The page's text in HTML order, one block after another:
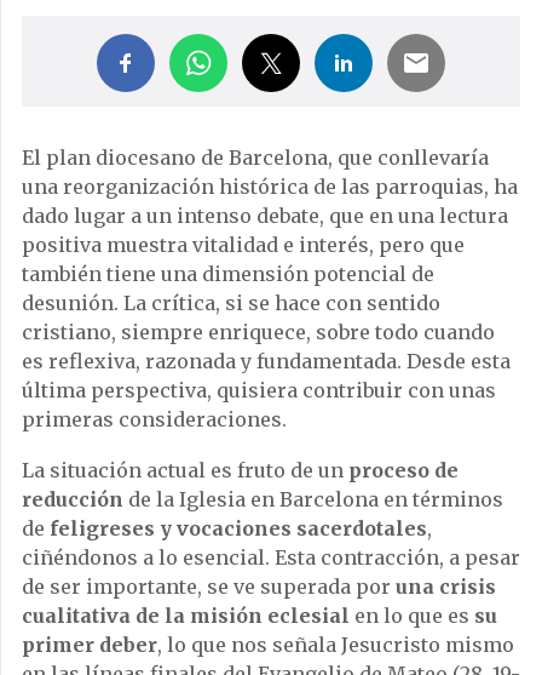
El plan diocesano de Barcelona, ​​que conllevaría
una reorganización histórica de las parroquias, ha
dado lugar a un intenso debate, que en una lectura
positiva muestra vitalidad e interés, pero que
también tiene una dimensión potencial de
desunión. La crítica, si se hace con sentido
cristiano, siempre enriquece, sobre todo cuando
es reflexiva, razonada y fundamentada. Desde esta
última perspectiva, quisiera contribuir con unas
primeras consideraciones.
La situación actual es fruto de un proceso de
reducción de la Iglesia en Barcelona en términos
de feligreses y vocaciones sacerdotales,
ciñéndonos a lo esencial. Esta contracción, a pesar
de ser importante, se ve superada por una crisis
cualitativa de la misión eclesial en lo que es su
primer deber, lo que nos señala Jesucristo mismo